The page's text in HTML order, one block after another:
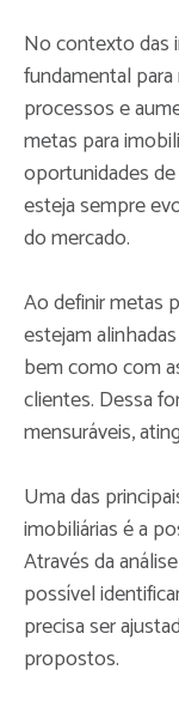
No contexto das
fundamental
processos e
metas para
oportunidades
esteja sempre
do mercado.
Ao definir metas
estejam
bem como com
clientes. Dessa
mensuráveis,
Uma das
imobiliárias é a
Através da
possível
precisa ser
propostos.